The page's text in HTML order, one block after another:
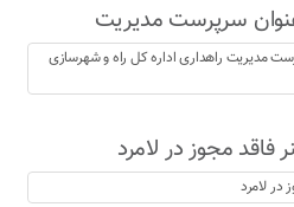
سرپرست مدیریت
لارستان معرفی شد